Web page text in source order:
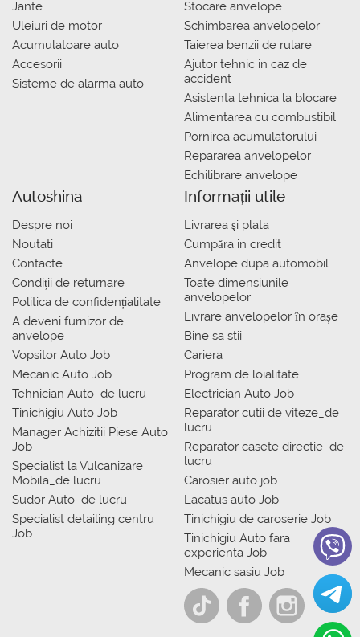
Jante
Uleiuri de motor
Acumulatoare auto
Accesorii
Sisteme de alarma auto
Stocare anvelope
Schimbarea anvelopelor
Taierea benzii de rulare
Ajutor tehnic in caz de
accident
Asistenta tehnica la blocare
Alimentarea cu combustibil
Pornirea acumulatorului
Repararea anvelopelor
Echilibrare anvelope
Autoshina
Despre noi
Noutati
Contacte
Condiții de returnare
Politica de confidențialitate
A deveni furnizor de
anvelope
Vopsitor Auto Job
Mecanic Auto Job
Tehnician Auto_de lucru
Tinichigiu Auto Job
Manager Achizitii Piese Auto
Job
Specialist la Vulcanizare
Mobila_de lucru
Sudor Auto_de lucru
Specialist detailing centru
Job
Informații utile
Livrarea şi plata
Сumpăra in credit
Anvelope dupa automobil
Toate dimensiunile
anvelopelor
Livrare anvelopelor în orașe
Bine sa stii
Cariera
Program de loialitate
Electrician Auto Job
Reparator cutii de viteze_de
lucru
Reparator casete directie_de
lucru
Carosier auto job
Lacatus auto Job
Tinichigiu de caroserie Job
Tinichigiu Auto fara
experienta Job
Mecanic sasiu Job